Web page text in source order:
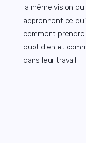
la même vision
apprennent ce
comment
quotidien et
dans leur travail.